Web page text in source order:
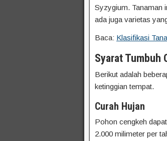
Syzygium. Tanaman
ada juga varietas
Baca: Klasifikasi
Syarat Tumbuh
Berikut adalah
ketinggian tempat.
Curah Hujan
Pohon cengkeh
2.000 milimeter per